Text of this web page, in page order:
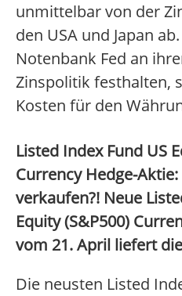
unmittelbar von der
den USA und Japan
Notenbank Fed an
Zinspolitik festhalten,
Kosten für den
Listed Index Fund US
Currency Hedge-
verkaufen?! Neue
Equity (S&P500)
vom 21. April liefert
Die neusten Listed